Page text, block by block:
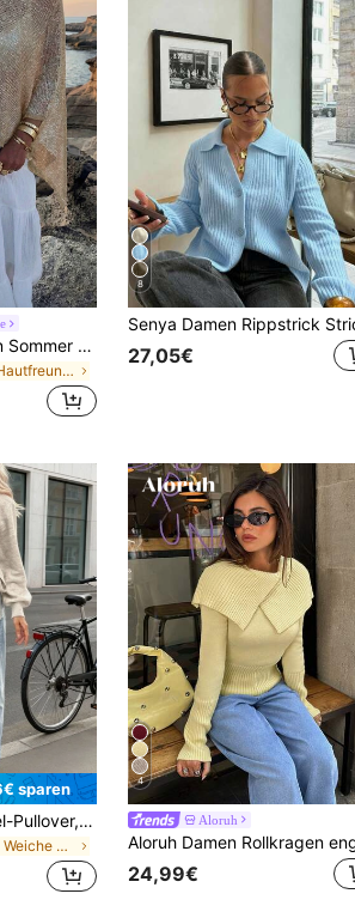
FOR BEAUTY Damen Sommer Neues Strickoberteil, Lässiger Stil, einfarbiges goldenes lockeres Schal-Cover-Up, Boho-Stil, geeignet für Strand und Urlaub, Resort-Kleidung
in Stoff Hautfreundliche Tops für jeden Tag
8
27,05€
sparen
Herbst/Winter Wickel-Pullover, unverzichtbar für Zuhause, geeignet für den täglichen Arbeitsweg, Dates, Reisen und verschiedene Anlässe
in Khaki Weiche Strickpullover
4
Aloruh
24,99€